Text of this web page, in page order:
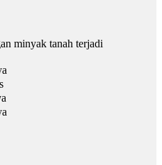
minyak tanah terjadi